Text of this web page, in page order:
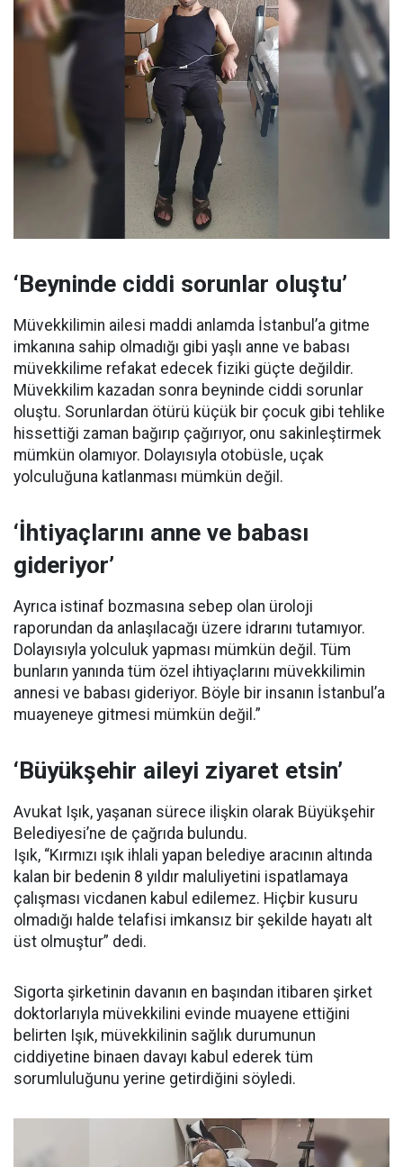
‘Beyninde ciddi sorunlar oluştu’
Müvekkilimin ailesi maddi anlamda İstanbul’a gitme
imkanına sahip olmadığı gibi yaşlı anne ve babası
müvekkilime refakat edecek fiziki güçte değildir.
Müvekkilim kazadan sonra beyninde ciddi sorunlar
oluştu. Sorunlardan ötürü küçük bir çocuk gibi tehlike
hissettiği zaman bağırıp çağırıyor, onu sakinleştirmek
mümkün olamıyor. Dolayısıyla otobüsle, uçak
yolculuğuna katlanması mümkün değil.
‘İhtiyaçlarını anne ve babası
gideriyor’
Ayrıca istinaf bozmasına sebep olan üroloji
raporundan da anlaşılacağı üzere idrarını tutamıyor.
Dolayısıyla yolculuk yapması mümkün değil. Tüm
bunların yanında tüm özel ihtiyaçlarını müvekkilimin
annesi ve babası gideriyor. Böyle bir insanın İstanbul’a
muayeneye gitmesi mümkün değil.”
‘Büyükşehir aileyi ziyaret etsin’
Avukat Işık, yaşanan sürece ilişkin olarak Büyükşehir
Belediyesi’ne de çağrıda bulundu.
Işık, “Kırmızı ışık ihlali yapan belediye aracının altında
kalan bir bedenin 8 yıldır maluliyetini ispatlamaya
çalışması vicdanen kabul edilemez. Hiçbir kusuru
olmadığı halde telafisi imkansız bir şekilde hayatı alt
üst olmuştur” dedi.
Sigorta şirketinin davanın en başından itibaren şirket
doktorlarıyla müvekkilini evinde muayene ettiğini
belirten Işık, müvekkilinin sağlık durumunun
ciddiyetine binaen davayı kabul ederek tüm
sorumluluğunu yerine getirdiğini söyledi.